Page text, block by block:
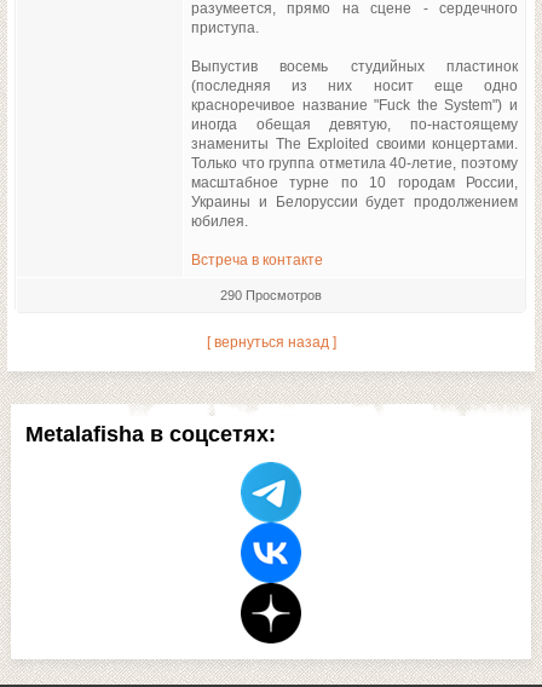
Metalafisha в соцсетях:
разумеется, прямо на сцене - сердечного
приступа.
Выпустив восемь студийных пластинок
(последняя из них носит еще одно
красноречивое название "Fuck the System") и
иногда обещая девятую, по-настоящему
знамениты The Exploited своими концертами.
Только что группа отметила 40-летие, поэтому
масштабное турне по 10 городам России,
Украины и Белоруссии будет продолжением
юбилея.
Встреча в контакте
290 Просмотров
[ вернуться назад ]